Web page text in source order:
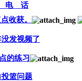
电 话
收获。
没发视频了
的练习
篮问题